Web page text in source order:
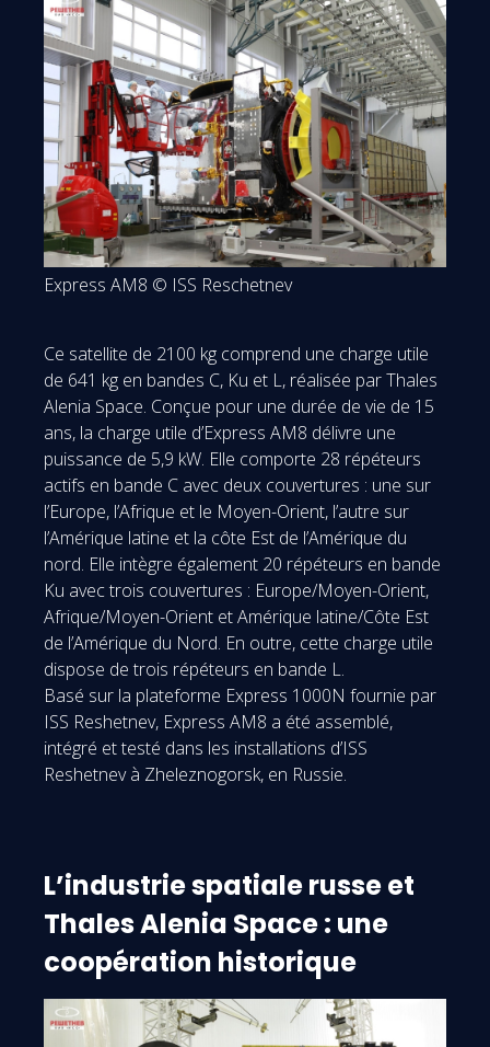
Express AM8 © ISS Reschetnev
Ce satellite de 2100 kg comprend une charge utile
de 641 kg en bandes C, Ku et L, réalisée par Thales
Alenia Space. Conçue pour une durée de vie de 15
ans, la charge utile d’Express AM8 délivre une
puissance de 5,9 kW. Elle comporte 28 répéteurs
actifs en bande C avec deux couvertures : une sur
l’Europe, l’Afrique et le Moyen-Orient, l’autre sur
l’Amérique latine et la côte Est de l’Amérique du
nord. Elle intègre également 20 répéteurs en bande
Ku avec trois couvertures : Europe/Moyen-Orient,
Afrique/Moyen-Orient et Amérique latine/Côte Est
de l’Amérique du Nord. En outre, cette charge utile
dispose de trois répéteurs en bande L.
Basé sur la plateforme Express 1000N fournie par
ISS Reshetnev, Express AM8 a été assemblé,
intégré et testé dans les installations d’ISS
Reshetnev à Zheleznogorsk, en Russie.
L’industrie spatiale russe et
Thales Alenia Space : une
coopération historique